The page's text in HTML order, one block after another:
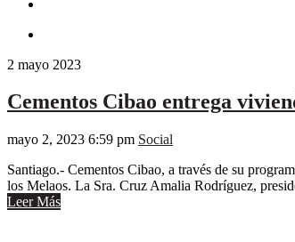
2 mayo 2023
Cementos Cibao entrega
mayo 2, 2023 6:59 pm Social
Santiago.- Cementos Cibao, a través de su
los Melaos. La Sra. Cruz Amalia Rodríguez,
Leer Más